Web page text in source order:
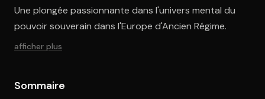
Une plongée passionnante dans l'univers mental du
pouvoir souverain dans l'Europe d'Ancien Régime.
afficher plus
Sommaire